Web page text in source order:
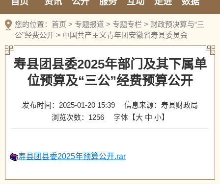
新媒体
您的位置： 首页 > 专题报道 > 专题专栏 > 财政预决算与“三
公”经费公开 > 中国共产主义青年团安徽省寿县委员会
寿县团县委2025年部门及其下属单
位预算及“三公”经费预算公开
发布时间：2025-01-20 15:39
信息来源：寿县财政局
浏览次数： 1256 字体【大 中 小】
寿县团县委2025年预算公开.rar